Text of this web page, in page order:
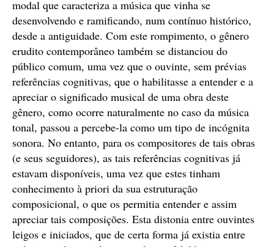
modal que caracteriza a música que vinha se
desenvolvendo e ramificando, num contínuo histórico,
desde a antiguidade. Com este rompimento, o gênero
erudito contemporâneo também se distanciou do
público comum, uma vez que o ouvinte, sem prévias
referências cognitivas, que o habilitasse a entender e a
apreciar o significado musical de uma obra deste
gênero, como ocorre naturalmente no caso da música
tonal, passou a percebe-la como um tipo de incógnita
sonora. No entanto, para os compositores de tais obras
(e seus seguidores), as tais referências cognitivas já
estavam disponíveis, uma vez que estes tinham
conhecimento à priori da sua estruturação
composicional, o que os permitia entender e assim
apreciar tais composições. Esta distonia entre ouvintes
leigos e iniciados, que de certa forma já existia entre